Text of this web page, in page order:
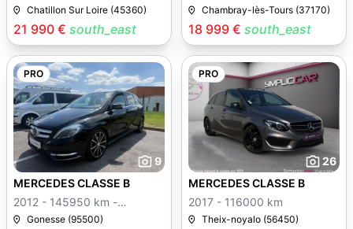
21 990 € south_east
Chatillon Sur Loire (45360)
18 999 € south_east
Chambray-lès-Tours (37170)
PRO
9
MERCEDES CLASSE B
2012 - 145950 km -
Manuelle
Gonesse (95500)
PRO
26
MERCEDES CLASSE B
2017 - 116000 km
Theix-noyalo (56450)